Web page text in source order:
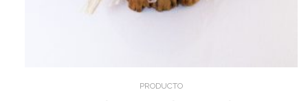
PRODUCTO